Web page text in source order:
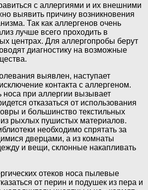
с аллергиями и их внешними
выявить причину возникновения
Так как аллергенов очень
лучше всего проходить в
центрах. Для аллергопробы берут
диагностику на возможные
выявлен, наступает
контакта с аллергеном.
носа при аллергии вызывает
отказаться от использования
и большинство текстильных
рыхлых пушистых материалов.
необходимо спрятать за
дверцами, а из комнаты
и вещи, склонные накапливать
отеков носа пылевые
от перин и подушек из пера и